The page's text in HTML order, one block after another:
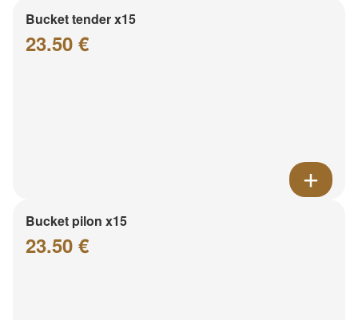
Bucket tender x15
23.50 €
Bucket pilon x15
23.50 €